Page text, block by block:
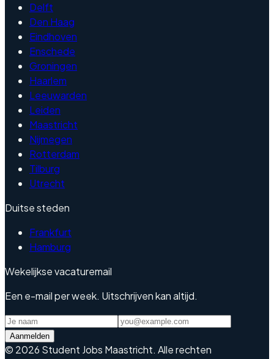
Delft
Den Haag
Eindhoven
Enschede
Groningen
Haarlem
Leeuwarden
Leiden
Maastricht
Nijmegen
Rotterdam
Tilburg
Utrecht
Duitse steden
Frankfurt
Hamburg
Wekelijkse vacaturemail
Een e-mail per week. Uitschrijven kan altijd.
Aanmelden
© 2026 Student Jobs Maastricht. Alle rechten